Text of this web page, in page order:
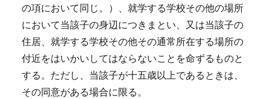
の項において同じ。）、就学する学校その他の場所
において当該子の身辺につきまとい、又は当該子の
住居、就学する学校その他その通常所在する場所の
付近をはいかいしてはならないことを命ずるものと
する。 ただし、当該子が十五歳以上であるときは、
その同意がある場合に限る。